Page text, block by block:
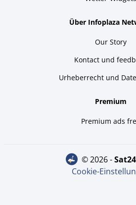
Über Infoplaza
Our Story
Kontact und
Urheberrecht und
Premium
Premium ads
© 2026 -
Cookie-